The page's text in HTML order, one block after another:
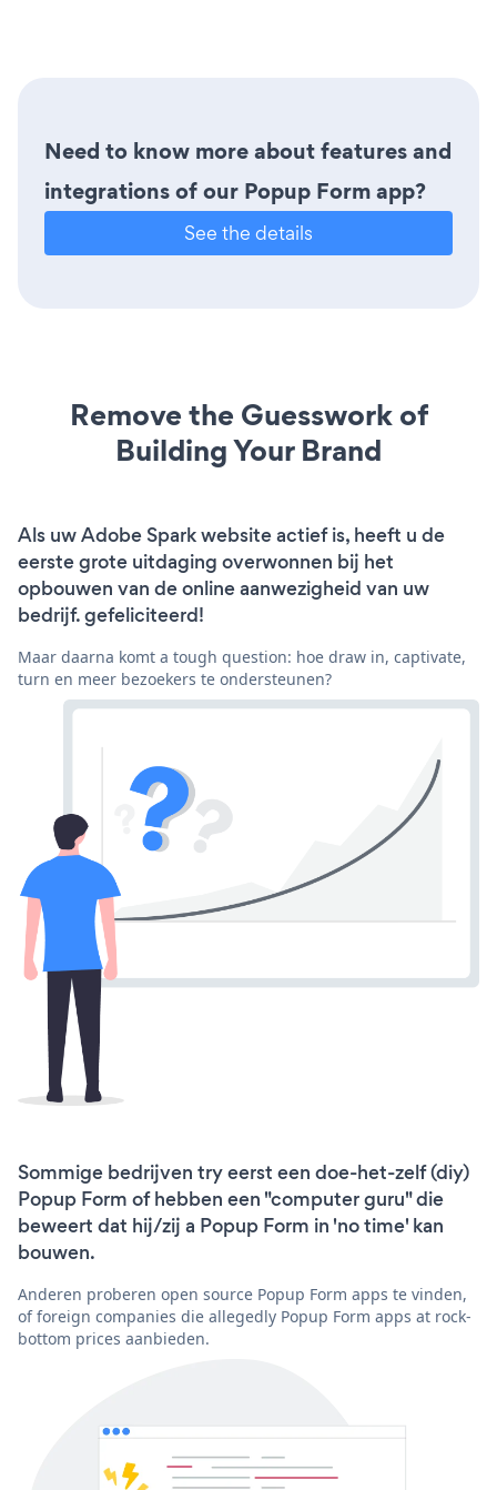
Need to know more about features and
integrations of our Popup Form app?
See the details
Remove the Guesswork of
Building Your Brand
Als uw Adobe Spark website actief is, heeft u de
eerste grote uitdaging overwonnen bij het
opbouwen van de online aanwezigheid van uw
bedrijf. gefeliciteerd!
Maar daarna komt a tough question: hoe draw in, captivate,
turn en meer bezoekers te ondersteunen?
Sommige bedrijven try eerst een doe-het-zelf (diy)
Popup Form of hebben een "computer guru" die
beweert dat hij/zij a Popup Form in 'no time' kan
bouwen.
Anderen proberen open source Popup Form apps te vinden,
of foreign companies die allegedly Popup Form apps at rock-
bottom prices aanbieden.